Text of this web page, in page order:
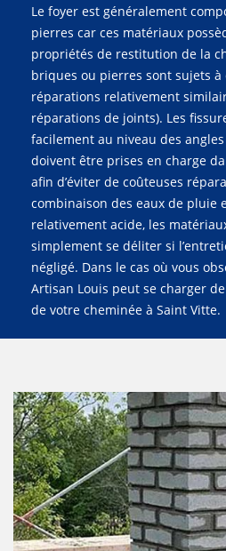
Le foyer est généralement
pierres car ces matériaux
propriétés de restitution de la
briques ou pierres sont sujets à
réparations relativement
réparations de joints). Les
facilement au niveau des
doivent être prises en charge
afin d’éviter de coûteuses
combinaison des eaux de pluie
relativement acide, les
simplement se déliter si
négligé. Dans le cas où vous
Artisan Louis peut se charger
de votre cheminée à Saint Vitte.